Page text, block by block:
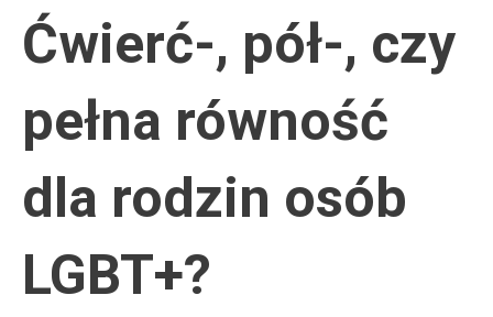
Ćwierć-, pół-, czy
pełna równość
dla rodzin osób
LGBT+?